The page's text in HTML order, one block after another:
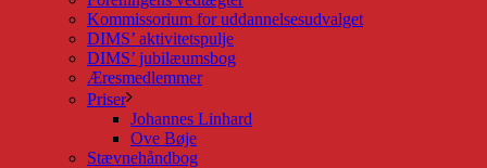
Kommissorium for uddannelsesudvalget
DIMS’ aktivitetspulje
DIMS’ jubilæumsbog
Æresmedlemmer
Priser
Johannes Linhard
Ove Bøje
Stævnehåndbog